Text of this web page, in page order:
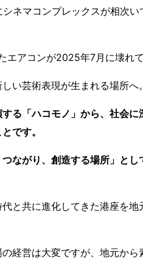
ネマコンプレックスが相次
アコンが2025年7月に壊れて
い芸術表現が生まれる場所へ。
る「ハコモノ」から、社会
です。
ながり、創造する場所」と
と共に進化してきた港座を
経営は大変ですが、地元か